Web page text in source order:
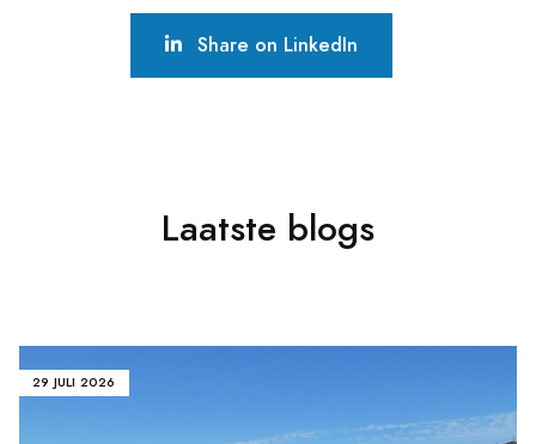
Share on LinkedIn
Laatste blogs
29 JULI 2026